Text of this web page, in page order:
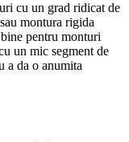
cu un grad ridicat de
montura rigida
pentru monturi
un mic segment de
a da o anumita